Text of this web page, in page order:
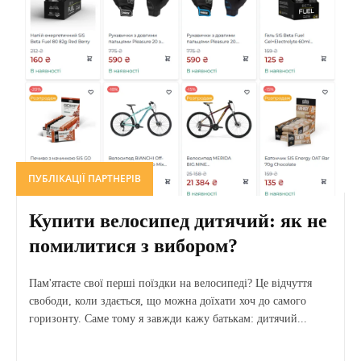
ПУБЛІКАЦІЇ ПАРТНЕРІВ
Купити велосипед дитячий: як не
помилитися з вибором?
Пам'ятаєте свої перші поїздки на велосипеді? Це відчуття
свободи, коли здається, що можна доїхати хоч до самого
горизонту. Саме тому я завжди кажу батькам: дитячий...